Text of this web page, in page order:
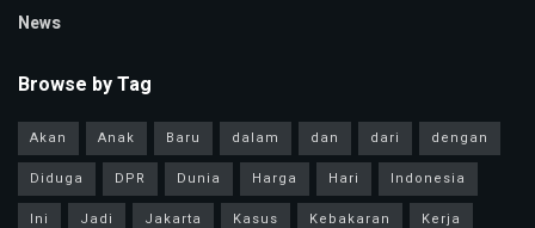
News
Browse by Tag
Akan Anak Baru dalam dan dari
dengan
Diduga
DPR Dunia Harga Hari
Indonesia
Ini
Jadi Jakarta Kasus Kebakaran
Kerja